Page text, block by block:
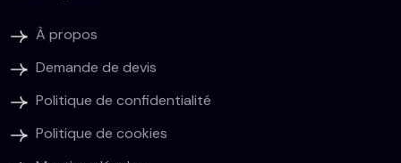
À propos
Demande de devis
Politique de confidentialité
Politique de cookies